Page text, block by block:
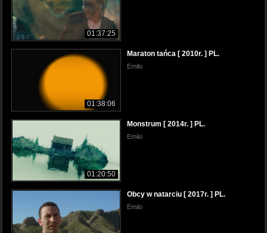
01:37:25
01:38:06
Maraton tańca [ 2010r. ] PL.
Emilo
01:20:50
Monstrum [ 2014r. ] PL.
Emilo
Obcy w natarciu [ 2017r. ] PL.
Emilo